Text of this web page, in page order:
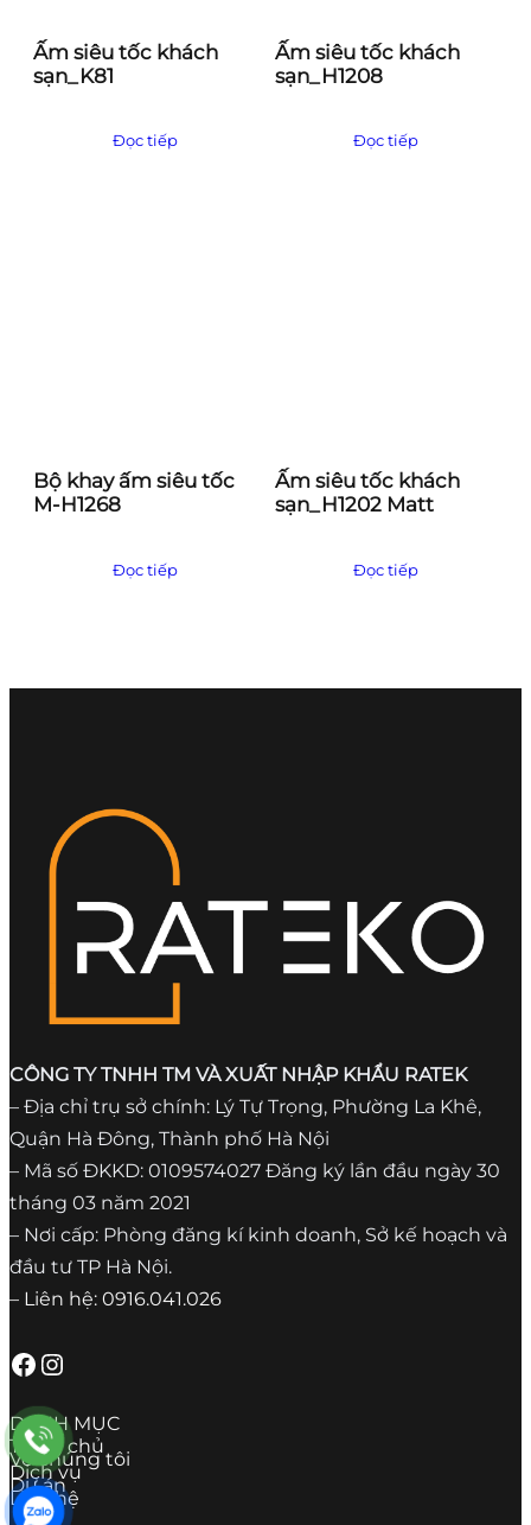
Ấm siêu tốc khách
sạn_K81
Đọc tiếp
Ấm siêu tốc khách
sạn_H1208
Đọc tiếp
Bộ khay ấm siêu tốc
M-H1268
Đọc tiếp
Ấm siêu tốc khách
sạn_H1202 Matt
Đọc tiếp
CÔNG TY TNHH TM VÀ XUẤT NHẬP KHẨU RATEK
– Địa chỉ trụ sở chính: Lý Tự Trọng, Phường La Khê,
Quận Hà Đông, Thành phố Hà Nội
– Mã số ĐKKD: 0109574027 Đăng ký lần đầu ngày 30
tháng 03 năm 2021
– Nơi cấp: Phòng đăng kí kinh doanh, Sở kế hoạch và
đầu tư TP Hà Nội.
– Liên hệ: 0916.041.026
Facebook Instagram
DANH MỤC
Trang chủ
Về chúng tôi
Dịch vụ
Dự án
Liên hệ